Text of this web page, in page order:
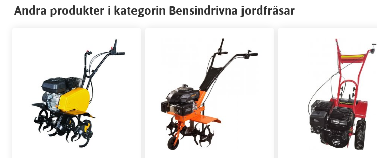
Andra produkter i kategorin Bensindrivna jordfräsar